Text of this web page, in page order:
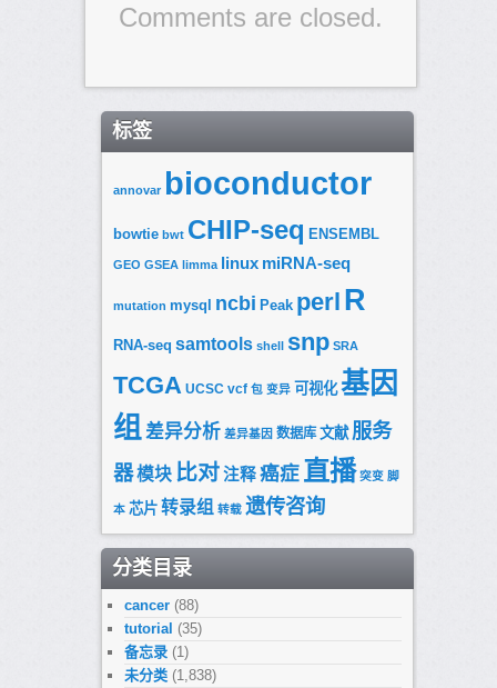
Comments are closed.
标签
annovar bioconductor
bowtie bwt CHIP-seq ENSEMBL
GEO GSEA limma linux miRNA-seq
mutation mysql ncbi Peak perl R
RNA-seq samtools shell snp SRA
TCGA UCSC vcf 包 变异 可视化 基因
组 差异分析 差异基因 数据库 文献 服务
器模块 比对注释癌症 直播 突变 脚
本 芯片 转录组 转载 遗传咨询
分类目录
cancer(88)
tutorial (35)
备忘录(1)
未分类(1,838)